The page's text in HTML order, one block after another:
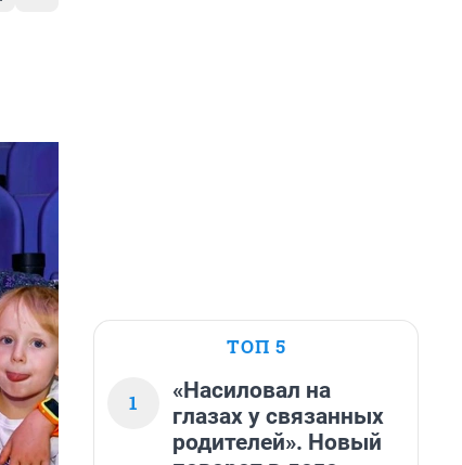
ТОП 5
1
«Насиловал на
глазах у связанных
родителей». Новый